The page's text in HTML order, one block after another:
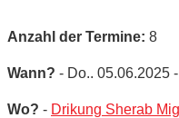
Anzahl der Termine: 8
Wann? - Do.. 05.06.2025
Wo? - Drikung Sherab